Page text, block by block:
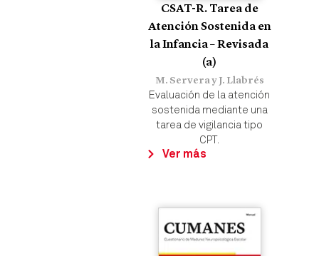
CSAT-R. Tarea de
Atención Sostenida en
la Infancia – Revisada
(a)
M. Servera y J. Llabrés
Evaluación de la atención
sostenida mediante una
tarea de vigilancia tipo
CPT.
Ver más